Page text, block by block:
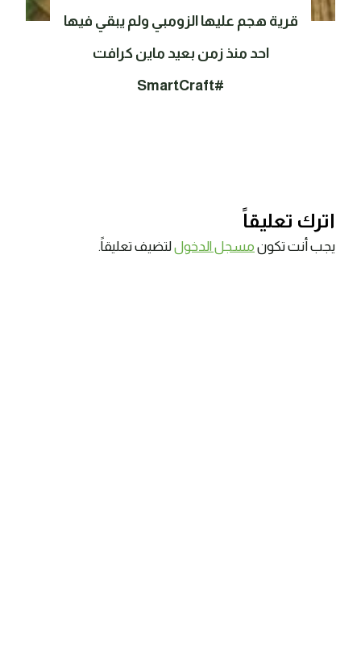
قرية هجم عليها الزومبي ولم يبقي فيها
احد منذ زمن بعيد ماين كرافت
#SmartCraft
اترك تعليقاً
يجب أنت تكون مسجل الدخوللتضيف تعليقاً.